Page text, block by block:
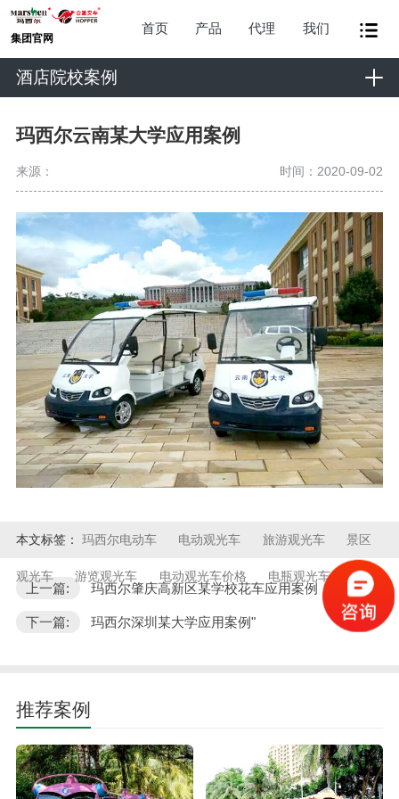
集团官网
首页 产品 代理 我们
酒店院校案例
玛西尔云南某大学应用案例
来源： 时间：2020-09-02
本文标签： 玛西尔电动车 电动观光车 旅游观光车 景区
观光车 游览观光车 电动观光车价格 电瓶观光车
上一篇: 玛西尔肇庆高新区某学校花车应用案例
下一篇: 玛西尔深圳某大学应用案例"
推荐案例